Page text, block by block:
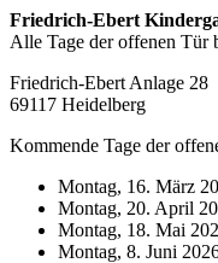
Friedrich-Ebert
Alle Tage der offenen Tür
Friedrich-Ebert Anlage 28
69117 Heidelberg
Kommende Tage der
Montag, 16. März
Montag, 20. April
Montag, 18. Mai
Montag, 8. Juni